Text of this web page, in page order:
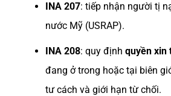
INA 207: tiếp nhận người tị
nước Mỹ (USRAP).
INA 208: quy định quyền xin
đang ở trong hoặc tại biên
tư cách và giới hạn từ chối.